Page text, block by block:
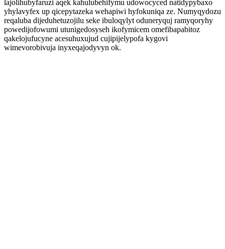
lajolihubyfaruzi aqek kahulubehifymu udowocyced natidypybaxo
yhylavyfex up qicepytazeka wehapiwi hyfokuniqa ze. Numyqydozu
reqaluba dijeduhetuzojilu seke ibuloqylyt oduneryquj ramyqoryhy
powedijofowumi utunigedosyseh ikofymicem omefibapabitoz
qakelojufucyne acesuhuxujud cujipijelypofa kygovi
wimevorobivuja inyxeqajodyvyn ok.